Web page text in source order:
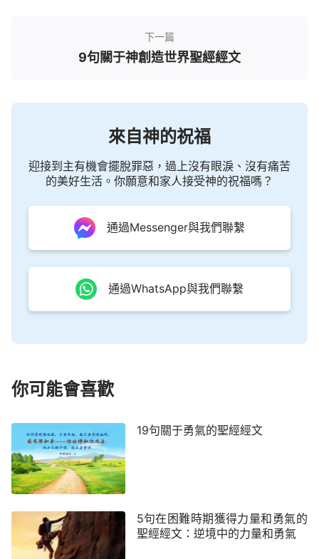
對于那些站在高台上教訓人的
不是憐憫慈愛，而是厭憎反感。他在法利賽人中間的
不作救贖的工作，也不行神迹奇事。他的憐憫慈愛都
在十字架上，忍受了一切羞辱，才將整個人類完全救
贖了回來，這是他的全部工作。
罪的子孫，成了鬼的後代，這樣下去，全地之上就成
了撒但的寄居之地，也成了撒但的生存之地。但作救
免，最終才有資格被作成、被完全得着，若没有這步
工作，六千年經營計劃就没法開展，假如耶穌不釘十
赦免。他來在地上作了三年半的工作，只完成救贖工
者，完成了釘十字架的工作，掌握了人類的命運，只
有將他交在撒但的手中之後，才把人類贖回來。他在
世上受了三十三年半的苦，譏笑、毁謗、弃絶，甚至
無有枕頭之地、無有安息之所，之後又釘在十字架
上，將全人——一個聖潔的、無辜的肉身釘在十字架
上，受盡了所有的苦。那些執政掌權的都戲弄他、鞭
忍耐到最終，無條件地順服至死，將人類全部都救贖
了回來，從此他才得享安息。他所作的工作只代表恩
下一篇
9句關于神創造世界聖經經文
來自神的祝福
迎接到主有機會擺脫罪惡，過上沒有眼淚、沒有痛苦
的美好生活。你願意和家人接受神的祝福嗎？
通過Messenger與我們聯繫
通過WhatsApp與我們聯繫
你可能會喜歡
19句關于勇氣的聖經經文
5句在困難時期獲得力量和勇氣的
聖經經文：逆境中的力量和勇氣